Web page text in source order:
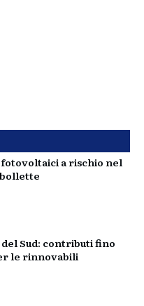
a rischio nel
Sud: contributi fino
le rinnovabili